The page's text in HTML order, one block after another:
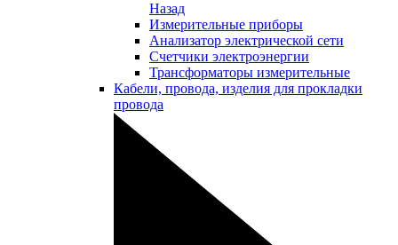
Назад
Измерительные приборы
Анализатор электрической сети
Счетчики электроэнергии
Трансформаторы измерительные
Кабели, провода, изделия для прокладки
провода